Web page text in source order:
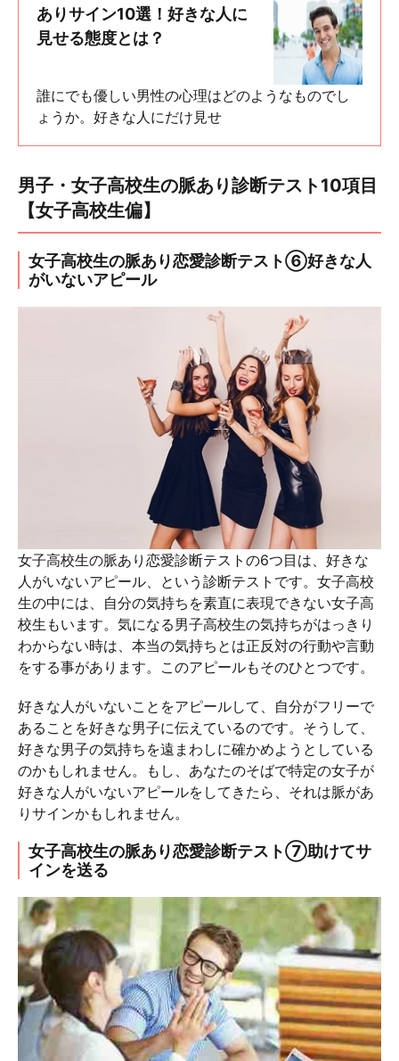
ありサイン10選！好きな人に
見せる態度とは？
誰にでも優しい男性の心理はどのようなものでし
ょうか。好きな人にだけ見せ
男子・女子高校生の脈あり診断テスト10項目
【女子高校生偏】
女子高校生の脈あり恋愛診断テスト⑥好きな人
がいないアピール
女子高校生の脈あり恋愛診断テストの6つ目は、好きな
人がいないアピール、という診断テストです。女子高校
生の中には、自分の気持ちを素直に表現できない女子高
校生もいます。気になる男子高校生の気持ちがはっきり
わからない時は、本当の気持ちとは正反対の行動や言動
をする事があります。このアピールもそのひとつです。
好きな人がいないことをアピールして、自分がフリーで
あることを好きな男子に伝えているのです。そうして、
好きな男子の気持ちを遠まわしに確かめようとしている
のかもしれません。もし、あなたのそばで特定の女子が
好きな人がいないアピールをしてきたら、それは脈があ
りサインかもしれません。
女子高校生の脈あり恋愛診断テスト⑦助けてサ
インを送る